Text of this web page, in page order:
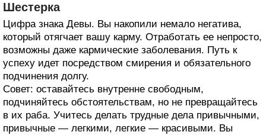
Шестерка
Цифра знака Девы. Вы накопили немало негатива,
который отягчает вашу карму. Отработать ее непросто,
возможны даже кармические заболевания. Путь к
успеху идет посредством смирения и обязательного
подчинения долгу.
Совет: оставайтесь внутренне свободным,
подчиняйтесь обстоятельствам, но не превращайтесь
в их раба. Учитесь делать трудные дела привычными,
привычные — легкими, легкие — красивыми. Вы